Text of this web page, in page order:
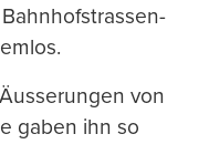
von
gaben ihn so